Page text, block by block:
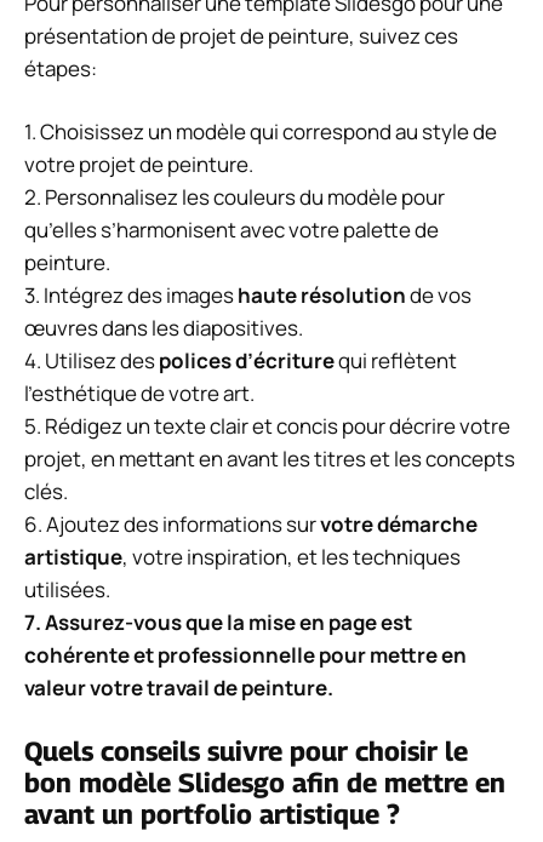
présentation de projet de peinture, suivez ces
étapes:
1. Choisissez un modèle qui correspond au style de
votre projet de peinture.
2. Personnalisez les couleurs du modèle pour
qu’elles s’harmonisent avec votre palette de
peinture.
3. Intégrez des imageshaute résolutionde vos
œuvres dans les diapositives.
4. Utilisez despolices d’écriturequi reflètent
l’esthétique de votre art.
5. Rédigez un texte clair et concis pour décrire votre
projet, en mettant en avant les titres et les concepts
clés.
6. Ajoutez des informations survotre démarche
artistique, votre inspiration, et les techniques
utilisées.
7. Assurez-vous que la mise en page est
cohérente et professionnelle pour mettre en
valeur votre travail de peinture.
Quels conseils suivre pour choisir le
bon modèle Slidesgo afin de mettre en
avant un portfolio artistique ?